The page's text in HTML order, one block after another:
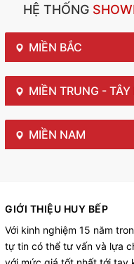
HỆ THỐNG
MIỀN BẮC
MIỀN TRUNG -
MIỀN NAM
GIỚI THIỆU HUY BẾP
Với kinh nghiệm 15 năm
tự tin có thể tư vấn và lựa